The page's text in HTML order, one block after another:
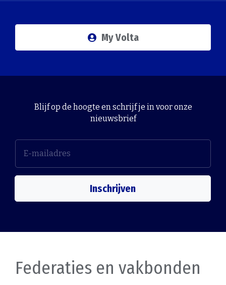
My Volta
Blijf op de hoogte en schrijf je in voor onze
nieuwsbrief
Inschrijven
Federaties en vakbonden